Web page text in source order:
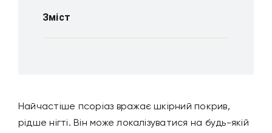
Зміст
Найчастіше псоріаз вражає шкірний покрив,
рідше нігті. Він може локалізуватися на будь-якій